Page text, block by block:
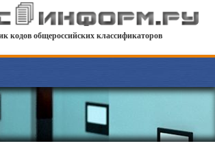
кодов общероссийских классификаторов